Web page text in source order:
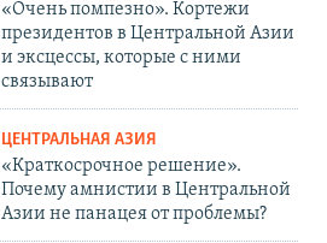
«Очень помпезно». Кортежи
президентов в Центральной Азии
и эксцессы, которые с ними
связывают
ЦЕНТРАЛЬНАЯ АЗИЯ
«Краткосрочное решение».
Почему амнистии в Центральной
Азии не панацея от проблемы?